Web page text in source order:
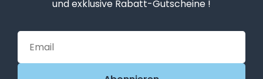
und exklusive Rabatt-Gutscheine !